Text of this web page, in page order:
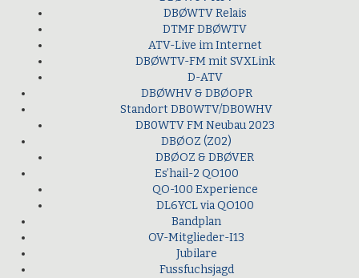
DBØWTV Relais
DTMF DBØWTV
ATV-Live im Internet
DBØWTV-FM mit SVXLink
D-ATV
DBØWHV & DBØOPR
Standort DB0WTV/DB0WHV
DB0WTV FM Neubau 2023
DBØOZ (Z02)
DBØOZ & DBØVER
Es’hail-2 QO100
QO-100 Experience
DL6YCL via QO100
Bandplan
OV-Mitglieder-I13
Jubilare
Fussfuchsjagd